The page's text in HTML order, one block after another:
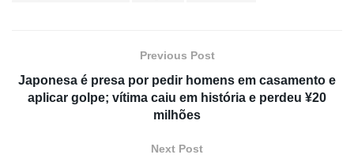
Previous Post
Japonesa é presa por pedir homens em casamento e
aplicar golpe; vítima caiu em história e perdeu ¥20
milhões
Next Post